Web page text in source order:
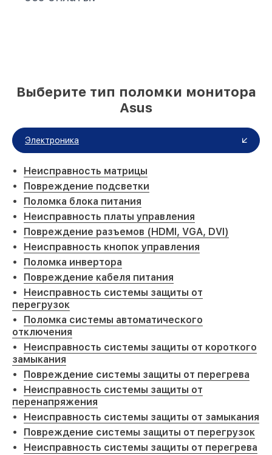
Выберите тип поломки монитора
Asus
Электроника
Неисправность матрицы
Повреждение подсветки
Поломка блока питания
Неисправность платы управления
Повреждение разъемов (HDMI, VGA, DVI)
Неисправность кнопок управления
Поломка инвертора
Повреждение кабеля питания
Неисправность системы защиты от
перегрузок
Поломка системы автоматического
отключения
Неисправность системы защиты от короткого
замыкания
Повреждение системы защиты от перегрева
Неисправность системы защиты от
перенапряжения
Неисправность системы защиты от замыкания
Повреждение системы защиты от перегрузок
Неисправность системы защиты от перегрева